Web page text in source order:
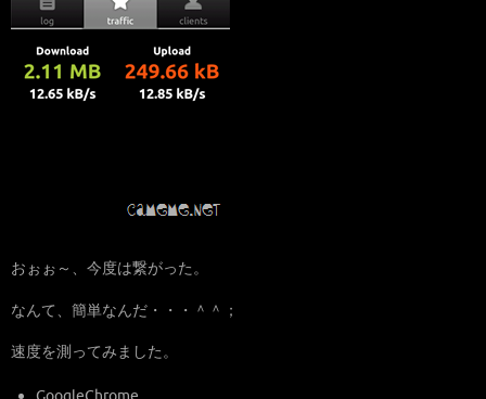
おぉぉ～、今度は繋がった。
なんて、簡単なんだ・・・＾＾；
速度を測ってみました。